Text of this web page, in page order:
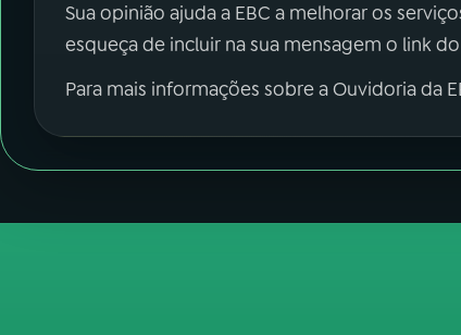
Sua opinião ajuda a EBC a melhorar os
esqueça de incluir na sua mensagem o link
Para mais informações sobre a Ouvidoria da